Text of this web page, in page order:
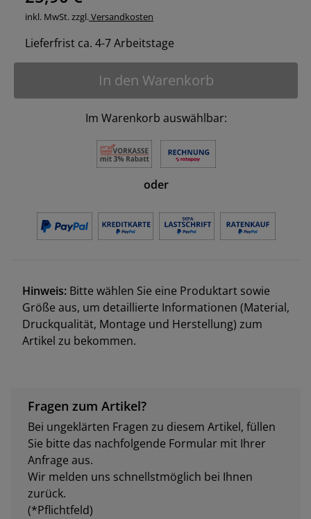
inkl. MwSt. zzgl.Versandkosten
Lieferfrist ca. 4-7 Arbeitstage
In den Warenkorb
Im Warenkorb auswählbar:
oder
Hinweis: Bitte wählen Sie eine Produktart sowie
Größe aus, um detaillierte Informationen (Material,
Druckqualität, Montage und Herstellung) zum
Artikel zu bekommen.
Fragen zum Artikel?
Bei ungeklärten Fragen zu diesem Artikel, füllen
Sie bitte das nachfolgende Formular mit Ihrer
Anfrage aus.
Wir melden uns schnellstmöglich bei Ihnen
zurück.
(*Pflichtfeld)